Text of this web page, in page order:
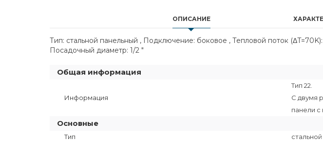
ОПИСАНИЕ
Тип: стальной панельный , Подключение: боковое , Тепловой поток
Посадочный диаметр: 1/2 "
Общая информация
Информация
Тип 22.
С двумя
панели с
Основные
Тип